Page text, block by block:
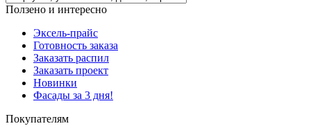
Ползено и интересно
Эксель-прайс
Готовность заказа
Заказать распил
Заказать проект
Новинки
Фасады за 3 дня!
Покупателям